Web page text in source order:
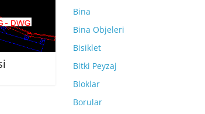
Bina
Bina Objeleri
Bisiklet
Bitki Peyzaj
Bloklar
Borular